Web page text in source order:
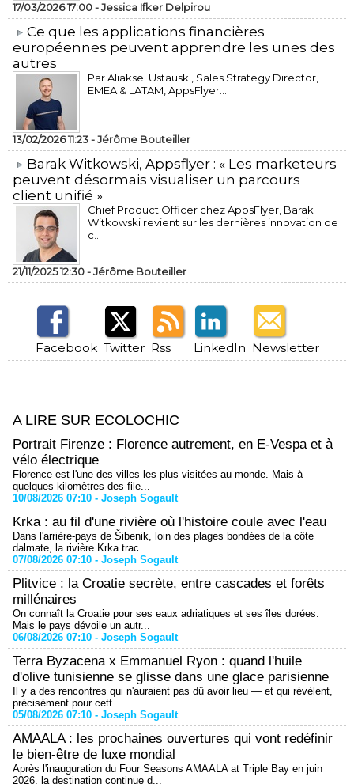
17/03/2026 17:00 -Jessica Ifker Delpirou
​Ce que les applications financières
européennes peuvent apprendre les unes des
autres
Par Aliaksei Ustauski, Sales Strategy Director,
EMEA & LATAM, AppsFlyer...
13/02/2026 11:23 -Jérôme Bouteiller
​Barak Witkowski, Appsflyer : « Les marketeurs
peuvent désormais visualiser un parcours
client unifié »
Chief Product Officer chez AppsFlyer, ​Barak
Witkowski revient sur les dernières innovation de
c...
21/11/2025 12:30 -Jérôme Bouteiller
Facebook Twitter Rss LinkedIn Newsletter
A LIRE SUR ECOLOCHIC
Portrait Firenze : Florence autrement, en E-Vespa et à
vélo électrique
Florence est l'une des villes les plus visitées au monde. Mais à
quelques kilomètres des file...
10/08/2026 07:10 - Joseph Sogault
Krka : au fil d'une rivière où l'histoire coule avec l'eau
Dans l'arrière-pays de Šibenik, loin des plages bondées de la côte
dalmate, la rivière Krka trac...
07/08/2026 07:10 - Joseph Sogault
Plitvice : la Croatie secrète, entre cascades et forêts
millénaires
On connaît la Croatie pour ses eaux adriatiques et ses îles dorées.
Mais le pays dévoile un autr...
06/08/2026 07:10 - Joseph Sogault
Terra Byzacena x Emmanuel Ryon : quand l'huile
d'olive tunisienne se glisse dans une glace parisienne
Il y a des rencontres qui n'auraient pas dû avoir lieu — et qui révèlent,
précisément pour cett...
05/08/2026 07:10 - Joseph Sogault
AMAALA : les prochaines ouvertures qui vont redéfinir
le bien-être de luxe mondial
Après l'inauguration du Four Seasons AMAALA at Triple Bay en juin
2026, la destination continue d...